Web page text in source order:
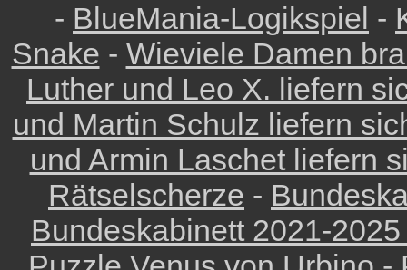
- BlueMania-Logikspiel -
Snake - Wieviele Damen
Luther und Leo X. liefern
und Martin Schulz liefern
und Armin Laschet liefern
Rätselscherze -
Bundeskabinett 2021-